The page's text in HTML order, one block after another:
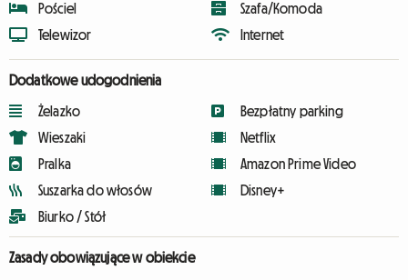
Pościel
Telewizor
Szafa/Komoda
Internet
Dodatkowe udogodnienia
Żelazko
Wieszaki
Pralka
Suszarka do włosów
Biurko / Stół
Bezpłatny parking
Netflix
Amazon Prime Video
Disney+
Zasady obowiązujące w obiekcie